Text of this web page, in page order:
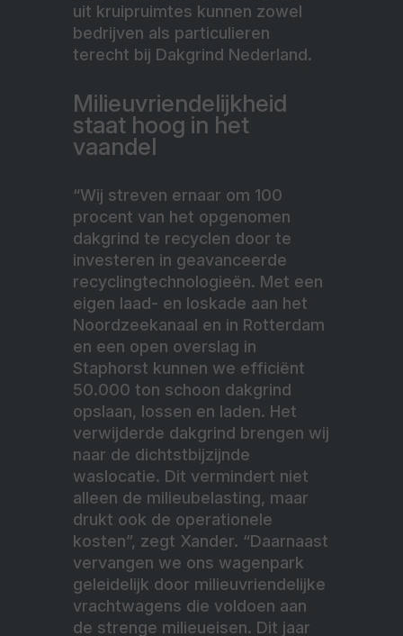
uit kruipruimtes kunnen zowel
bedrijven als particulieren
terecht bij Dakgrind Nederland.
Milieuvriendelijkheid
staat hoog in het
vaandel
“Wij streven ernaar om 100
procent van het opgenomen
dakgrind te recyclen door te
investeren in geavanceerde
recyclingtechnologieën. Met een
eigen laad- en loskade aan het
Noordzeekanaal en in Rotterdam
en een open overslag in
Staphorst kunnen we efficiënt
50.000 ton schoon dakgrind
opslaan, lossen en laden. Het
verwijderde dakgrind brengen wij
naar de dichtstbijzijnde
waslocatie. Dit vermindert niet
alleen de milieubelasting, maar
drukt ook de operationele
kosten”, zegt Xander. “Daarnaast
vervangen we ons wagenpark
geleidelijk door milieuvriendelijke
vrachtwagens die voldoen aan
de strenge milieueisen. Dit jaar